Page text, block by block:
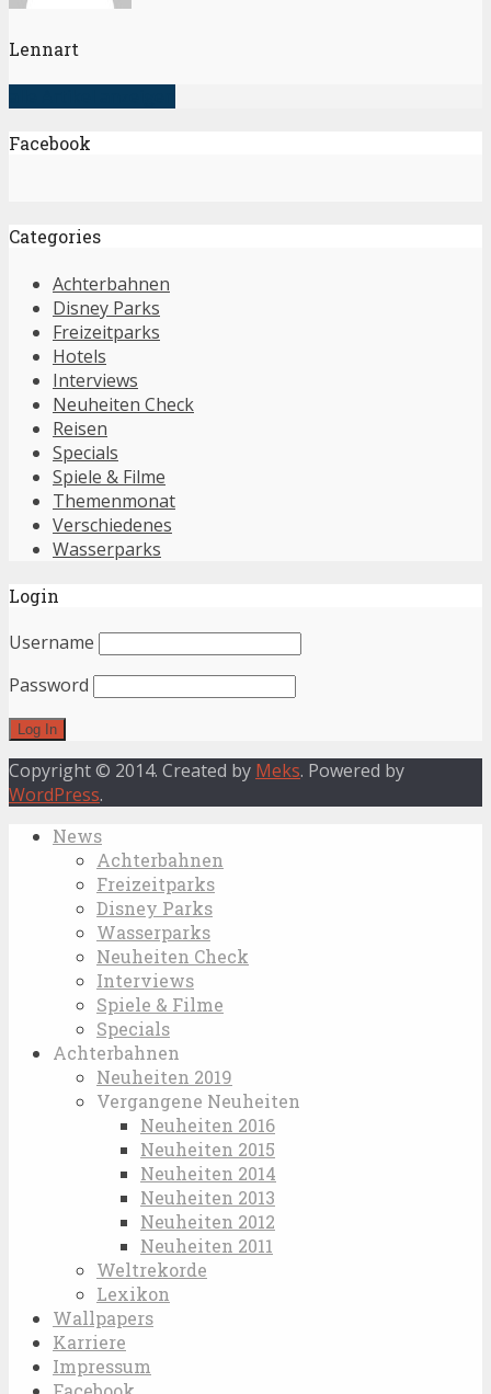
Lennart
Facebook
Categories
Achterbahnen
Disney Parks
Freizeitparks
Hotels
Interviews
Neuheiten Check
Reisen
Specials
Spiele & Filme
Themenmonat
Verschiedenes
Wasserparks
Login
Username
Password
Copyright © 2014. Created by Meks. Powered by
WordPress.
News
Achterbahnen
Freizeitparks
Disney Parks
Wasserparks
Neuheiten Check
Interviews
Spiele & Filme
Specials
Achterbahnen
Neuheiten 2019
Vergangene Neuheiten
Neuheiten 2016
Neuheiten 2015
Neuheiten 2014
Neuheiten 2013
Neuheiten 2012
Neuheiten 2011
Weltrekorde
Lexikon
Wallpapers
Karriere
Impressum